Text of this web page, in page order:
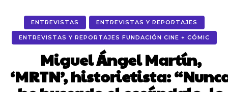
ENTREVISTAS ENTREVISTAS Y REPORTAJES
ENTREVISTAS Y REPORTAJES FUNDACIÓN CINE + CÓMIC
Miguel Ángel Martín,
‘MRTN’, historietista: